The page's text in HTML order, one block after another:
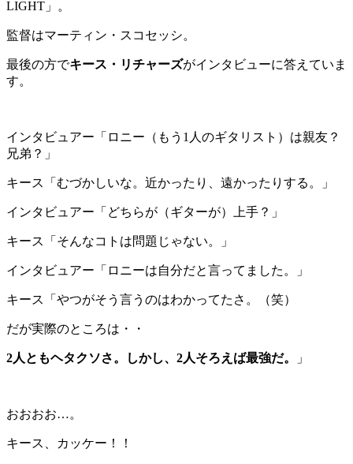
LIGHT」。
監督はマーティン・スコセッシ。
最後の方でキース・リチャーズがインタビューに答えていま
す。
インタビュアー「ロニー（もう1人のギタリスト）は親友？
兄弟？」
キース「むづかしいな。近かったり、遠かったりする。」
インタビュアー「どちらが（ギターが）上手？」
キース「そんなコトは問題じゃない。」
インタビュアー「ロニーは自分だと言ってました。」
キース「やつがそう言うのはわかってたさ。（笑）
だが実際のところは・・
2人ともヘタクソさ。しかし、2人そろえば最強だ。 」
おおおお…。
キース、カッケー！！